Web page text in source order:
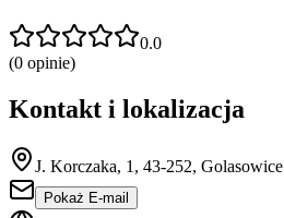
0.0
(0 opinie)
Kontakt i lokalizacja
J. Korczaka, 1, 43-252, Golasowice
Pokaż E-mail